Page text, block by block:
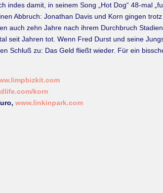
indes damit, in seinem Song „Hot Dog“ 48-mal
Abbruch: Jonathan Davis und Korn gingen
auch zehn Jahre nach ihrem Durchbruch
seit Jahren tot. Wenn Fred Durst und seine
Schluß zu: Das Geld fließt wieder. Für ein
korn
www.linkinpark.com